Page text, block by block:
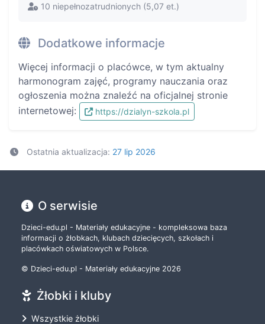
10 niepełnozatrudnionych (5,07 et.)
Dodatkowe informacje
Więcej informacji o placówce, w tym aktualny
harmonogram zajęć, programy nauczania oraz
ogłoszenia można znaleźć na oficjalnej stronie
internetowej:
https://dzialyn-szkola.pl
Ostatnia aktualizacja: 27 lip 2026
O serwisie
Dzieci-edu.pl - Materiały edukacyjne - kompleksowa baza
informacji o żłobkach, klubach dziecięcych, szkołach i
placówkach oświatowych w Polsce.
© Dzieci-edu.pl - Materiały edukacyjne 2026
Żłobki i kluby
Wszystkie żłobki